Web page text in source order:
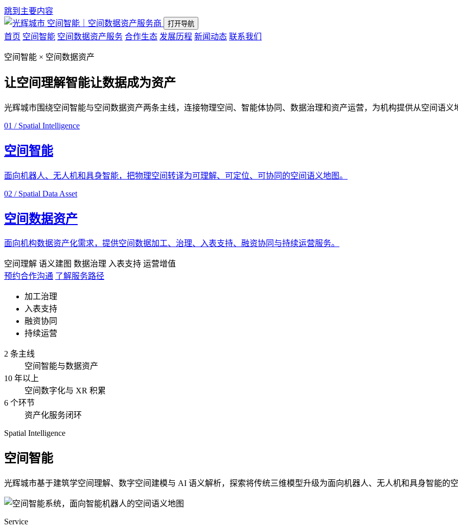
跳到主要内容
空间智能｜空间数据资产服务商
打开导航
首页 空间智能 空间数据资产服务 合作生态 发展历程 新闻动态 联系我们
空间智能 × 空间数据资产
让空间理解智能让数据成为资产
光辉城市围绕空间智能与空间数据资产两条主线，连接物理空间、智能体协同、数据治理和资产运营，为机构提供从空间语义
01 / Spatial Intelligence
空间智能
面向机器人、无人机和具身智能，把物理空间转译为可理解、可定位、可协同的空间语义地图。
02 / Spatial Data Asset
空间数据资产
面向机构数据资产化需求，提供空间数据加工、治理、入表支持、融资协同与持续运营服务。
空间理解 语义建图 数据治理 入表支持 运营增值
预约合作沟通 了解服务路径
加工治理
入表支持
融资协同
持续运营
2 条主线
空间智能与数据资产
10 年以上
空间数字化与 XR 积累
6 个环节
资产化服务闭环
Spatial Intelligence
空间智能
光辉城市基于建筑学空间理解、数字空间建模与 AI 语义解析，探索将传统三维模型升级为面向机器人、无人机和具身智能的空
Service